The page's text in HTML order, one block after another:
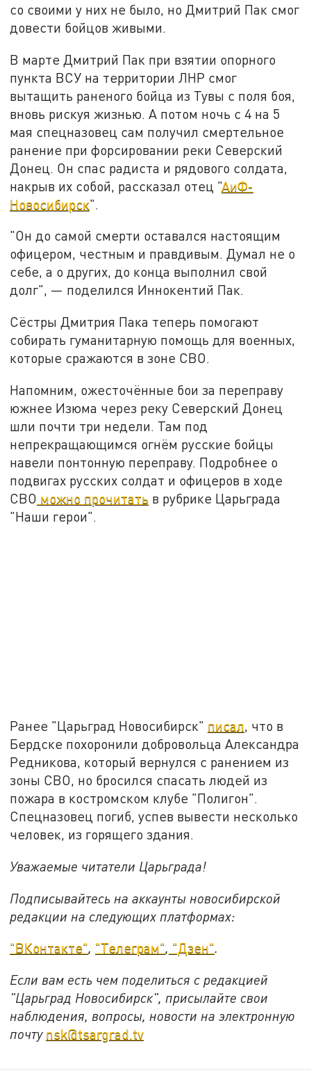
со своими у них не было, но Дмитрий Пак смог
довести бойцов живыми.
В марте Дмитрий Пак при взятии опорного
пункта ВСУ на территории ЛНР смог
вытащить раненого бойца из Тувы с поля боя,
вновь рискуя жизнью. А потом ночь с 4 на 5
мая спецназовец сам получил смертельное
ранение при форсировании реки Северский
Донец. Он спас радиста и рядового солдата,
накрыв их собой, рассказал отец "‎АиФ-
Новосибирск".
"‎Он до самой смерти оставался настоящим
офицером, честным и правдивым. Думал не о
себе, а о других, до конца выполнил свой
долг",‎ — поделился Иннокентий Пак.
Сёстры Дмитрия Пака теперь помогают
собирать гуманитарную помощь для военных,
которые сражаются в зоне СВО.
Напомним, ожесточённые бои за переправу
южнее Изюма через реку Северский Донец
шли почти три недели. Там под
непрекращающимся огнём русские бойцы
навели понтонную переправу. Подробнее о
подвигах русских солдат и офицеров в ходе
СВО можно прочитать в рубрике Царьграда
"Наши герои".
Ранее "Царьград Новосибирск" писал, что в
Бердске похоронили добровольца Александра
Редникова, который вернулся с ранением из
зоны СВО, но бросился спасать людей из
пожара в костромском клубе "Полигон".
Спецназовец погиб, успев вывести несколько
человек, из горящего здания.
Уважаемые читатели Царьграда!
Подписывайтесь на аккаунты новосибирской
редакции на следующих платформах:
"ВКонтакте", "Телеграм", "Дзен".
Если вам есть чем поделиться с редакцией
"Царьград Новосибирск", присылайте свои
наблюдения, вопросы, новости на электронную
почту nsk@tsargrad.tv